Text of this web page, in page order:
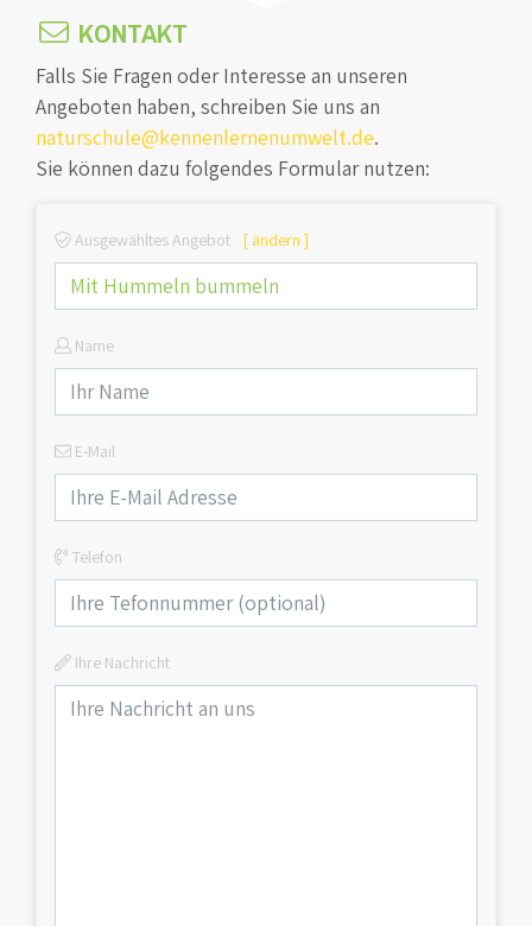
KONTAKT
Falls Sie Fragen oder Interesse an unseren
Angeboten haben, schreiben Sie uns an
naturschule@kennenlernenumwelt.de.
Sie können dazu folgendes Formular nutzen:
Ausgewähltes Angebot [ ändern ]
Name
E-Mail
Telefon
Ihre Nachricht